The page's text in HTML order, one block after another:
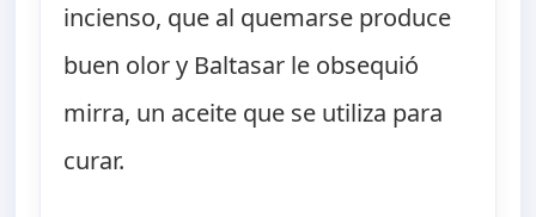
incienso, que al quemarse produce
buen olor y Baltasar le obsequió
mirra, un aceite que se utiliza para
curar.